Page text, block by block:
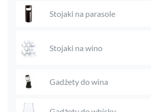
Stojaki na parasole
Stojaki na wino
Gadżety do wina